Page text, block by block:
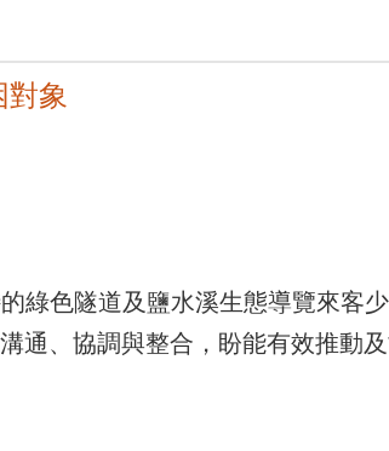
象
綠色隧道及鹽水溪生態導覽來客
通、協調與整合，盼能有效推動